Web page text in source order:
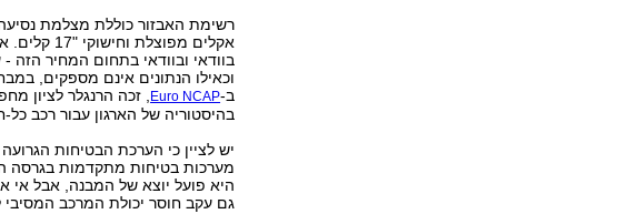
רשימת האבזור כוללת מצלמת
אקלים
בוודאי ובוודאי בתחום המחיר הזה
וכאילו הנתונים אינם מספקים,
ב-Euro NCAP , זכה הרנגלר לציון
בהיסטוריה של הארגון עבור רכב
יש לציין כי הערכת הבטיחות
מערכות בטיחות מתקדמות בגרסה
היא פועל יוצא של המבנה, אבל אי
גם עקב חוסר יכולת המרכב המסיבי